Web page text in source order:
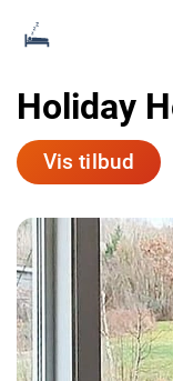
Holiday
Vis tilbud